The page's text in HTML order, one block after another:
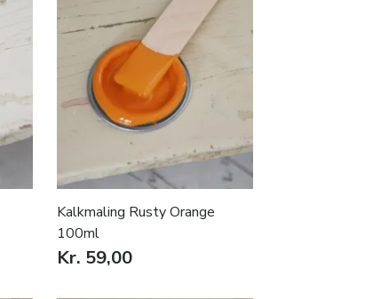
Kalkmaling Rusty Orange
100ml
Kr. 59,00